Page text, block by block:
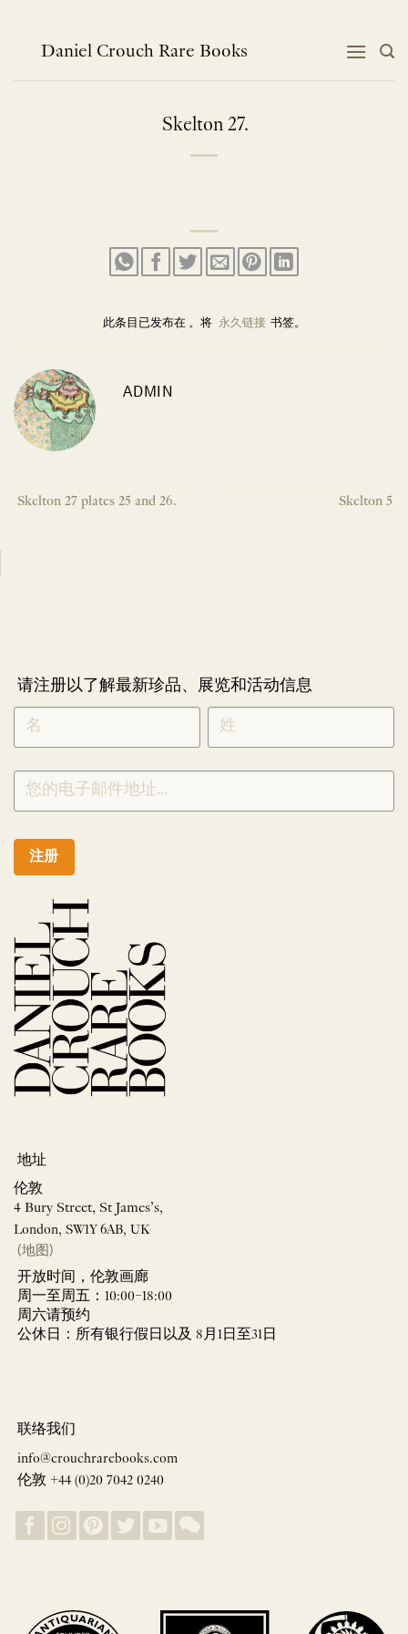
Daniel Crouch Rare Books
Skelton 27.
此条目已发布在 。将 永久链接 书签。
ADMIN
Skelton 27 plates 25 and 26. Skelton 5
请注册以了解最新珍品、展览和活动信息
NEWLETTER
SIGNUP
CHINESE
*
注册
地址
伦敦
4 Bury Street, St James’s,
London, SW1Y 6AB, UK
(地图)
开放时间，伦敦画廊
周一至周五：10:00–18:00
周六请预约
公休日：所有银行假日以及 8月1日至31日
联络我们
info@crouchrarebooks.com
伦敦 +44 (0)20 7042 0240